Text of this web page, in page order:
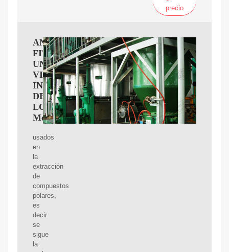
precio
ANáLISIS
FITOQUíMICO:
UNA
VISIóN
INTEGRAL
DE
LOS
MéTODOS
usados
en
la
extracción
de
compuestos
polares,
es
decir
se
sigue
la